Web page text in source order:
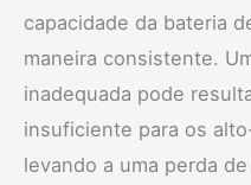
capacidade da bateria
maneira consistente.
inadequada pode
insuficiente para os
levando a uma perda